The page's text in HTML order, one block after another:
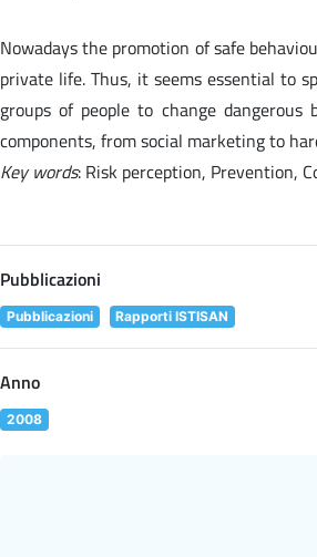
Nowadays the promotion of safe
private life. Thus, it seems essential to
groups of people to change
components, from social marketing to
Key words: Risk perception, Prevention,
Pubblicazioni
Pubblicazioni Rapporti ISTISAN
Anno
2008